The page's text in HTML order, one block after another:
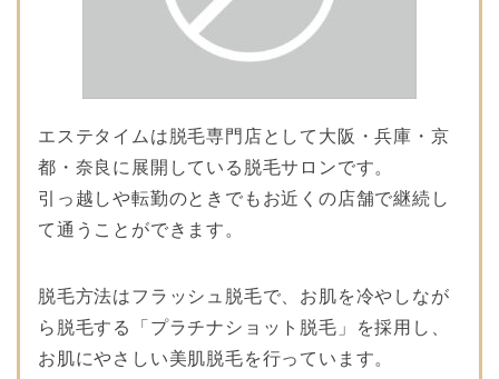
エステタイムは脱毛専門店として大阪・兵庫・京
都・奈良に展開している脱毛サロンです。
引っ越しや転勤のときでもお近くの店舗で継続し
て通うことができます。
脱毛方法はフラッシュ脱毛で、お肌を冷やしなが
ら脱毛する「プラチナショット脱毛」を採用し、
お肌にやさしい美肌脱毛を行っています。